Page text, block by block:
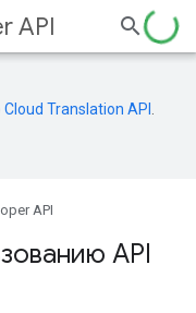
API
Cloud Translation API
API
API